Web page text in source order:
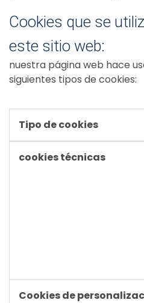
Cookies que se
este sitio web:
nuestra página web hace
siguientes tipos de cookies:
Tipo de cookies
cookies técnicas
Cookies de